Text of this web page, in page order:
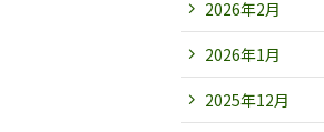
2026年2月
2026年1月
2025年12月